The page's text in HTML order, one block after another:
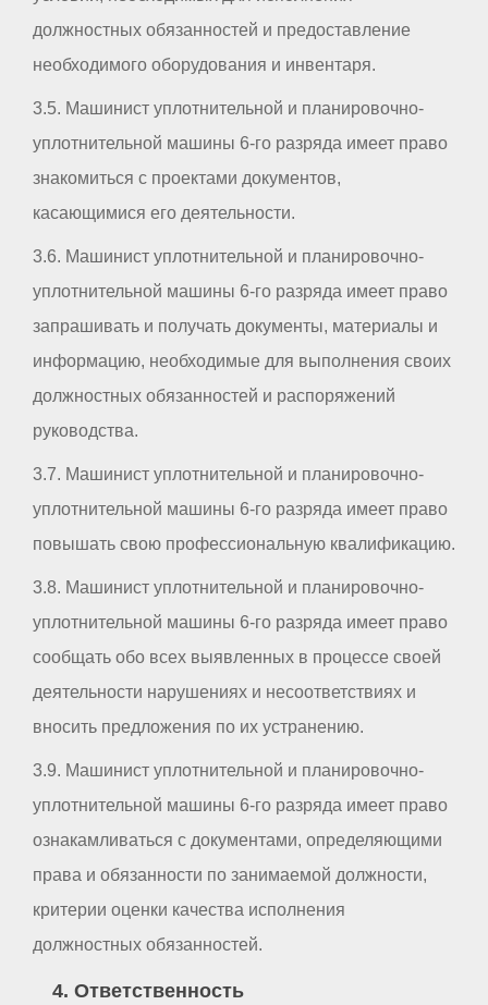
должностных обязанностей и предоставление
необходимого оборудования и инвентаря.
3.5. Машинист уплотнительной и планировочно-
уплотнительной машины 6-го разряда имеет право
знакомиться с проектами документов,
касающимися его деятельности.
3.6. Машинист уплотнительной и планировочно-
уплотнительной машины 6-го разряда имеет право
запрашивать и получать документы, материалы и
информацию, необходимые для выполнения своих
должностных обязанностей и распоряжений
руководства.
3.7. Машинист уплотнительной и планировочно-
уплотнительной машины 6-го разряда имеет право
повышать свою профессиональную квалификацию.
3.8. Машинист уплотнительной и планировочно-
уплотнительной машины 6-го разряда имеет право
сообщать обо всех выявленных в процессе своей
деятельности нарушениях и несоответствиях и
вносить предложения по их устранению.
3.9. Машинист уплотнительной и планировочно-
уплотнительной машины 6-го разряда имеет право
ознакамливаться с документами, определяющими
права и обязанности по занимаемой должности,
критерии оценки качества исполнения
должностных обязанностей.
4. Ответственность